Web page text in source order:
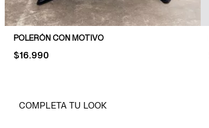
POLERÓN CON MOTIVO
PRICE:
$16.990
COMPLETA TU LOOK